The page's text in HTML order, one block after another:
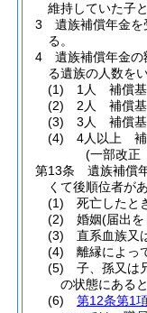
維持していた子
3
遺族補償年金
る。
4
遺族補償年金の
る遺族の人数を
(1)
1人 補償基
(2)
2人 補償基
(3)
3人 補償基
(4)
4人以上 補
(一部改正
第13条
遺族補償
くて後順位者が
(1)
死亡したと
(2)
婚姻(届出を
(3)
直系血族又
(4)
離縁によっ
(5)
子、孫又は
の状態にある
(6)
第12条第1